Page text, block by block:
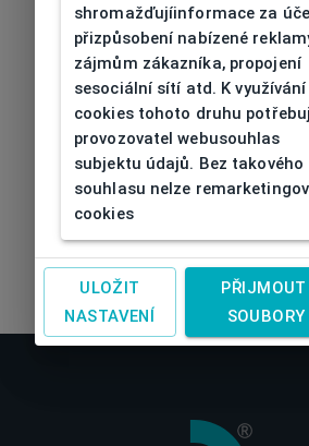
shromažďujíinformace za
přizpůsobení nabízené
zájmům zákazníka, propojení
sesociální sítí atd. K využívání
cookies tohoto druhu
provozovatel webusouhlas
subjektu údajů. Bez takového
souhlasu nelze
cookies
ULOŽIT
NASTAVENÍ